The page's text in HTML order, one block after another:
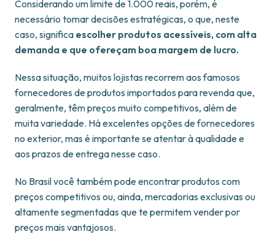
Considerando um limite de 1.000 reais, porém, é
necessário tomar decisões estratégicas, o que, neste
caso, significa escolher produtos acessíveis, com alta
demanda e que ofereçam boa margem de lucro.
Nessa situação, muitos lojistas recorrem aos famosos
fornecedores de produtos importados para revenda que,
geralmente, têm preços muito competitivos, além de
muita variedade. Há excelentes opções de fornecedores
no exterior, mas é importante se atentar à qualidade e
aos prazos de entrega nesse caso.
No Brasil você também pode encontrar produtos com
preços competitivos ou, ainda, mercadorias exclusivas ou
altamente segmentadas que te permitem vender por
preços mais vantajosos.